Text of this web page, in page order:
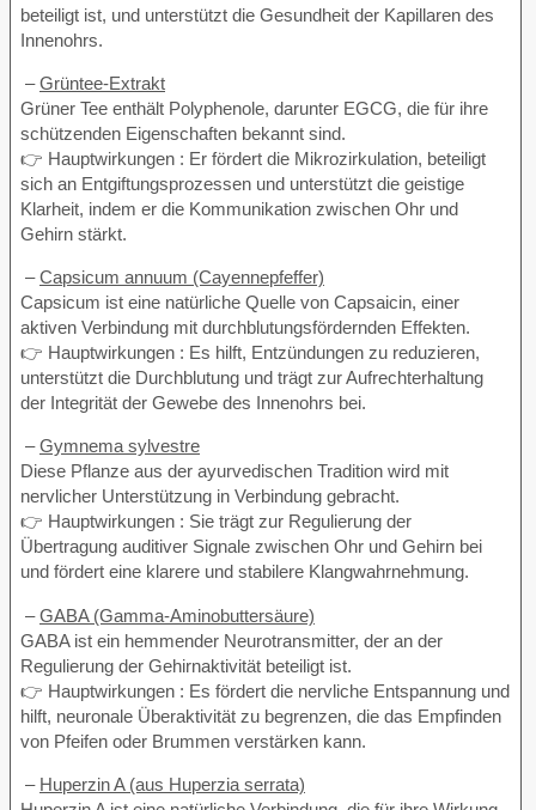
beteiligt ist, und unterstützt die Gesundheit der Kapillaren des
Innenohrs.
–Grüntee-Extrakt
Grüner Tee enthält Polyphenole, darunter EGCG, die für ihre
schützenden Eigenschaften bekannt sind.
👉 Hauptwirkungen : Er fördert die Mikrozirkulation, beteiligt
sich an Entgiftungsprozessen und unterstützt die geistige
Klarheit, indem er die Kommunikation zwischen Ohr und
Gehirn stärkt.
–Capsicum annuum (Cayennepfeffer)
Capsicum ist eine natürliche Quelle von Capsaicin, einer
aktiven Verbindung mit durchblutungsfördernden Effekten.
👉 Hauptwirkungen : Es hilft, Entzündungen zu reduzieren,
unterstützt die Durchblutung und trägt zur Aufrechterhaltung
der Integrität der Gewebe des Innenohrs bei.
–Gymnema sylvestre
Diese Pflanze aus der ayurvedischen Tradition wird mit
nervlicher Unterstützung in Verbindung gebracht.
👉 Hauptwirkungen : Sie trägt zur Regulierung der
Übertragung auditiver Signale zwischen Ohr und Gehirn bei
und fördert eine klarere und stabilere Klangwahrnehmung.
–GABA (Gamma-Aminobuttersäure)
GABA ist ein hemmender Neurotransmitter, der an der
Regulierung der Gehirnaktivität beteiligt ist.
👉 Hauptwirkungen : Es fördert die nervliche Entspannung und
hilft, neuronale Überaktivität zu begrenzen, die das Empfinden
von Pfeifen oder Brummen verstärken kann.
– Huperzin A (aus Huperzia serrata)